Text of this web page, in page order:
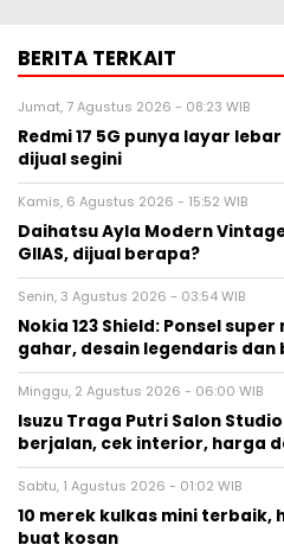
BERITA TERKAIT
Jumat, 7 Agustus 2026 - 08:23 WIB
Redmi 17 5G punya layar
dijual segini
Kamis, 6 Agustus 2026 - 15:52 WIB
Daihatsu Ayla Modern
GIIAS, dijual berapa?
Senin, 3 Agustus 2026 - 03:54 WIB
Nokia 123 Shield: Ponsel
gahar, desain legendaris dan
Minggu, 2 Agustus 2026 - 06:00 WIB
Isuzu Traga Putri Salon
berjalan, cek interior, harga
Sabtu, 1 Agustus 2026 - 01:02 WIB
10 merek kulkas mini terbaik,
buat kosan